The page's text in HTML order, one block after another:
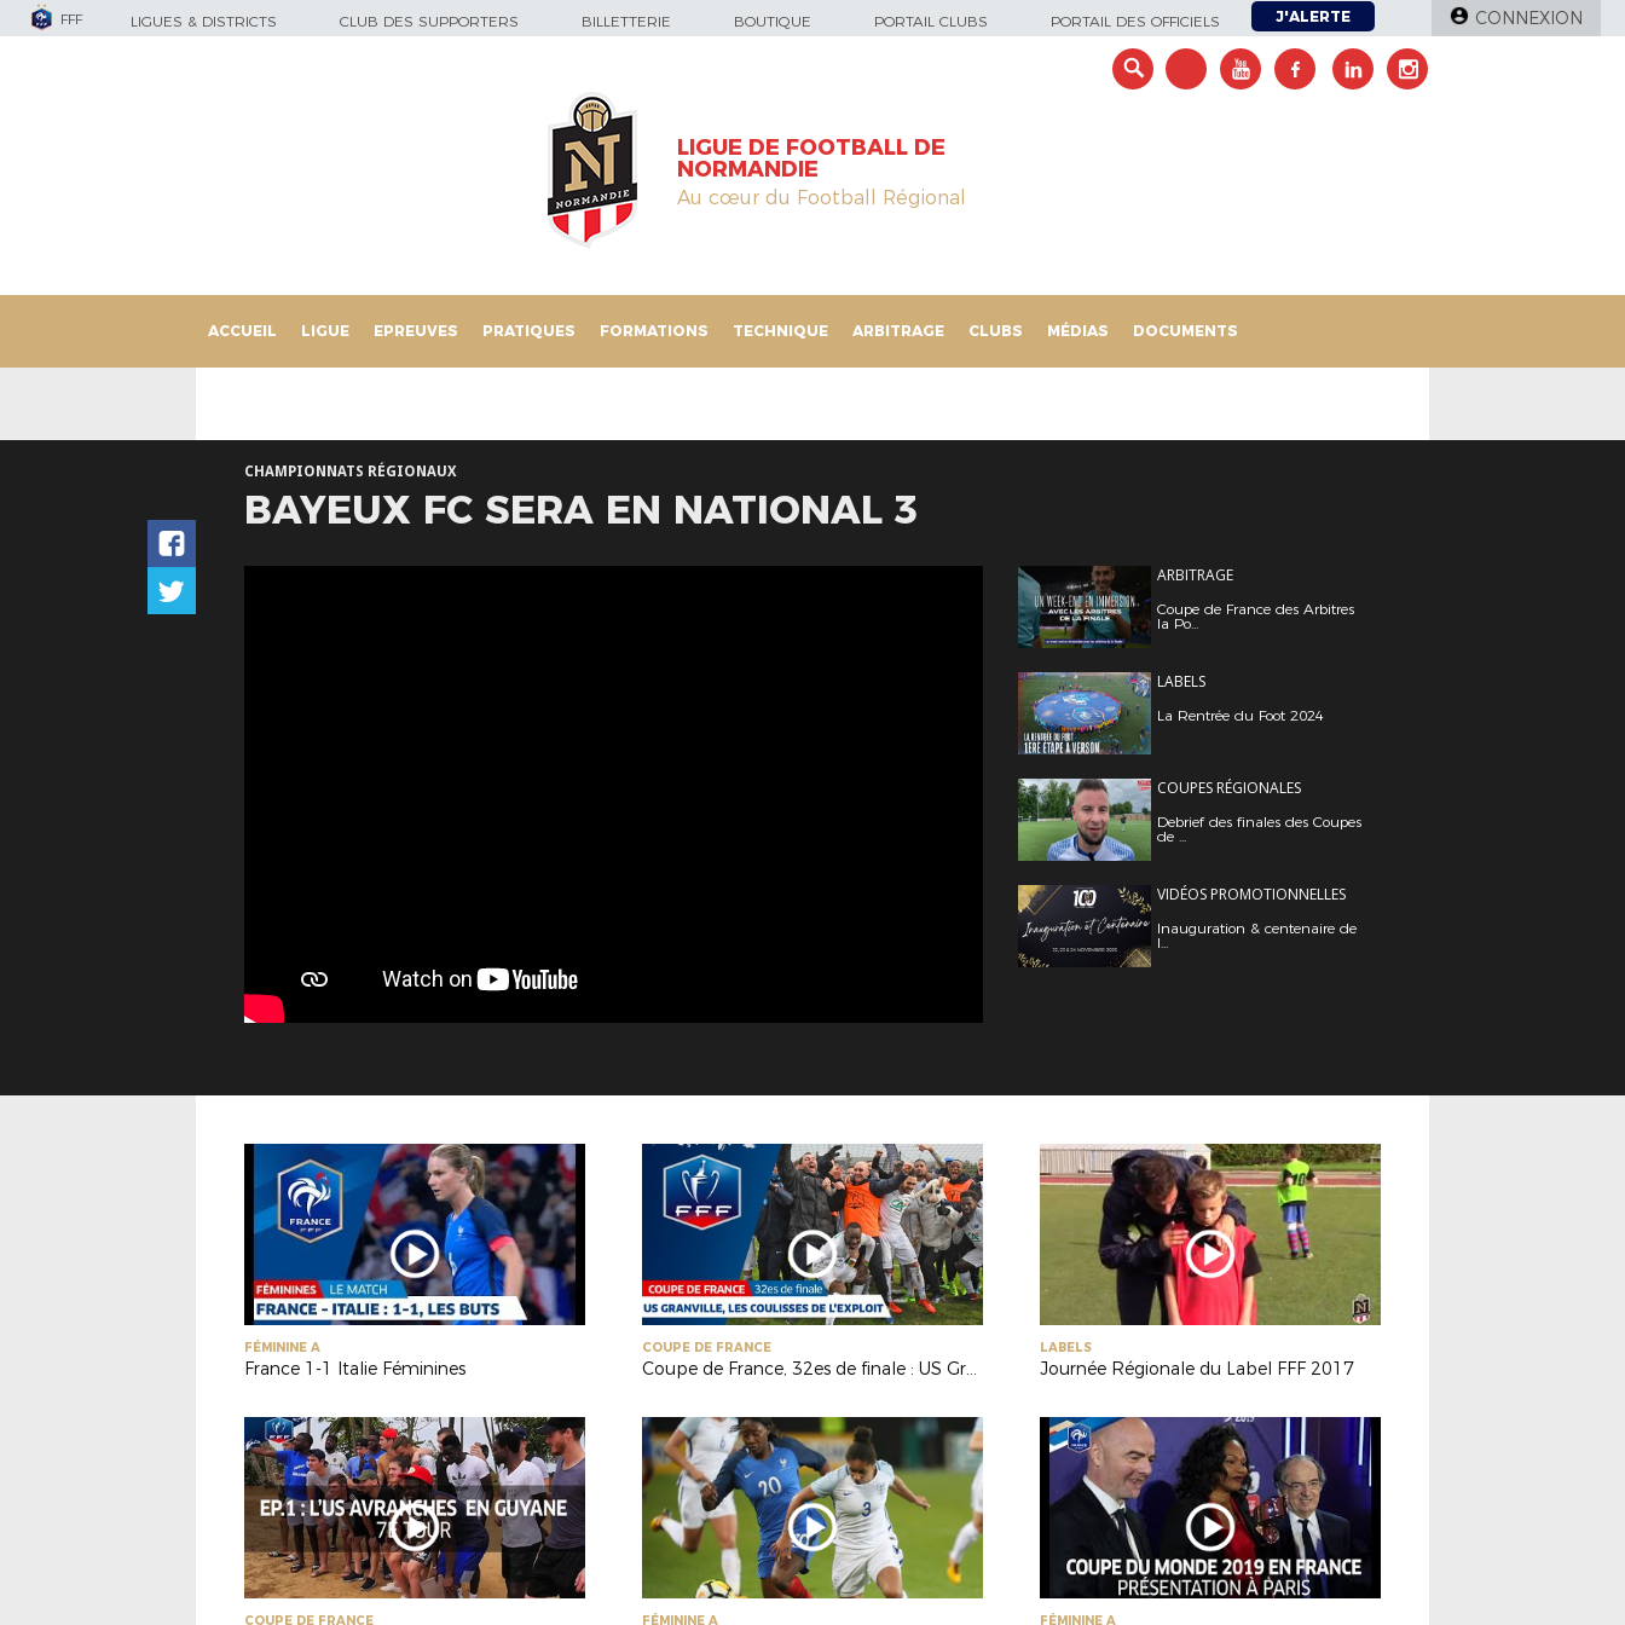
FFF LIGUES & DISTRICTS CLUB DES SUPPORTERS BILLETTERIE BOUTIQUE PORTAIL CLUBS PORTAIL DES OFFICIELS J'ALERTE CONNEXION
LIGUE DE FOOTBALL DE
NORMANDIE
Au cœur du Football Régional
ACCUEIL LIGUE EPREUVES PRATIQUES FORMATIONS TECHNIQUE ARBITRAGE CLUBS MÉDIAS DOCUMENTS
CHAMPIONNATS RÉGIONAUX
BAYEUX FC SERA EN NATIONAL 3
ARBITRAGE
Coupe de France des Arbitres
la Po...
LABELS
La Rentrée du Foot 2024
COUPES RÉGIONALES
Debrief des finales des Coupes
de ...
VIDÉOS PROMOTIONNELLES
Inauguration & centenaire de
l...
FÉMININE A
France 1-1 Italie Féminines
COUPE DE FRANCE
Coupe de France, 32es de finale : US Granville, les coulisses de l'exploit
LABELS
Journée Régionale du Label FFF 2017
COUPE DE FRANCE FÉMININE A FÉMININE A